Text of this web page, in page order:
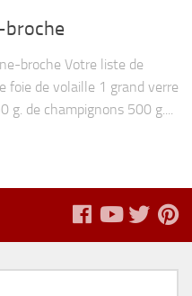
broche
broche Votre liste de
foie de volaille 1 grand verre
g. de champignons 500 g....